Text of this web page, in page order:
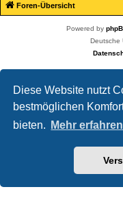
Diese Website nutzt
bestmöglichen
bieten.
Mehr erfahren
Foren-Übersicht
Powered by
Deutsche